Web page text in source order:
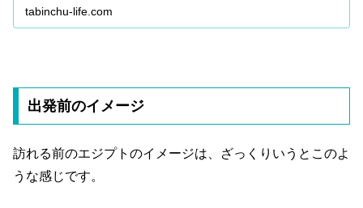
tabinchu-life.com
出発前のイメージ
訪れる前のエジプトのイメージは、ざっくりいうとこのよ
うな感じです。